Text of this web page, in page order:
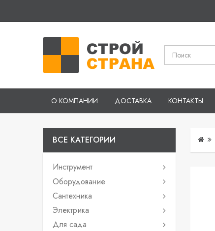
О КОМПАНИИ ДОСТАВКА КОНТАКТЫ
ВСЕ КАТЕГОРИИ
Инструмент
Оборудование
Сантехника
Электрика
Для сада